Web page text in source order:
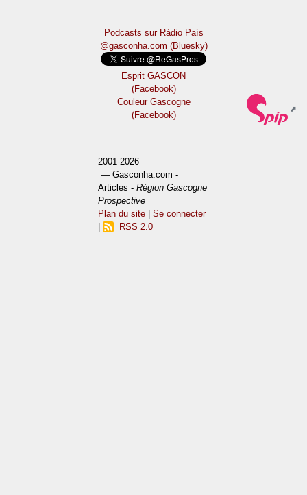
Podcasts sur Ràdio País
@gasconha.com (Bluesky)
Esprit GASCON
(Facebook)
Couleur Gascogne
(Facebook)
2001-2026
— Gasconha.com -
Articles -Région Gascogne
Prospective
Plan du site |Se connecter
RSS 2.0